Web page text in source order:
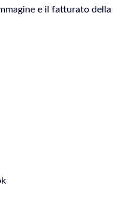
e il fatturato della